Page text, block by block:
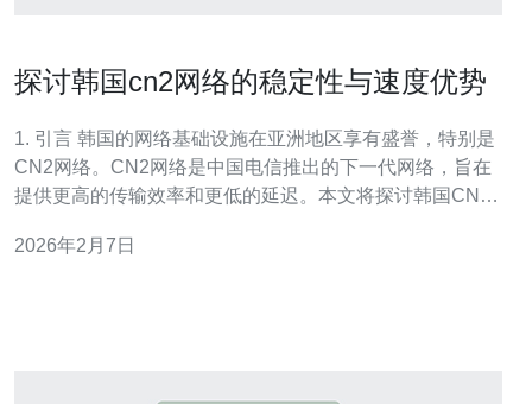
探讨韩国cn2网络的稳定性与速度优势
1. 引言 韩国的网络基础设施在亚洲地区享有盛誉，特别是
CN2网络。CN2网络是中国电信推出的下一代网络，旨在
提供更高的传输效率和更低的延迟。本文将探讨韩国CN2
的表现。 2. CN2网络概述 CN2网络的全称是"China
2026年2月7日